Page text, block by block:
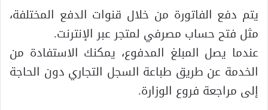
يتم دفع الفاتورة من خلال قنوات الدفع المختلفة،
مثل فتح حساب مصرفي لمتجر عبر الإنترنت.
عندما يصل المبلغ المدفوع، يمكنك الاستفادة من
الخدمة عن طريق طباعة السجل التجاري دون الحاجة
إلى مراجعة فروع الوزارة.